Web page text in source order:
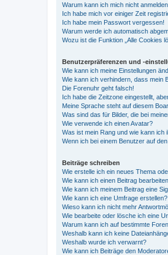
Warum kann ich mich nicht
Ich habe mich vor einiger Zeit
Ich habe mein Passwort vergessen!
Warum werde ich automatisch
Wozu ist die Funktion „Alle Cookies
Benutzerpräferenzen und -
Wie kann ich meine Einstellungen
Wie kann ich verhindern, dass mein
Die Forenuhr geht falsch!
Ich habe die Zeitzone eingestellt,
Meine Sprache steht auf diesem
Was sind das für Bilder, die bei
Wie verwende ich einen Avatar?
Was ist mein Rang und wie kann ich
Wenn ich bei einem Benutzer auf
Beiträge schreiben
Wie erstelle ich ein neues Thema
Wie kann ich einen Beitrag
Wie kann ich meinem Beitrag eine
Wie kann ich eine Umfrage erstellen?
Wieso kann ich nicht mehr
Wie bearbeite oder lösche ich eine
Warum kann ich auf bestimmte
Weshalb kann ich keine
Weshalb wurde ich verwarnt?
Wie kann ich Beiträge den